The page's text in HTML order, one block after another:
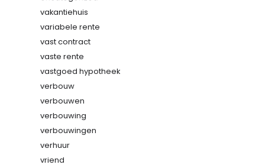
vakantiehuis
variabele rente
vast contract
vaste rente
vastgoed hypotheek
verbouw
verbouwen
verbouwing
verbouwingen
verhuur
vriend